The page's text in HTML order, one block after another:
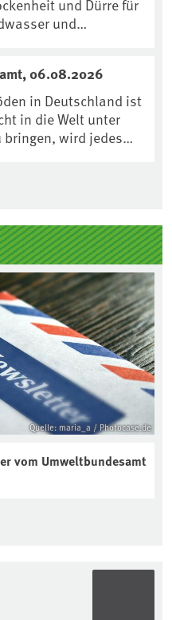
und Dürre für
und
auf diese und
unserer Webseite:
#Trockenheit
06.08.2026
in Deutschland ist
in die Welt unter
bringen, wird jedes
des Bodens, der
vorgestellt. Das UBA
der Boden des
und was passiert
eines solchen
dazu gibt es im
interview/sc202-
der-krume/
Quelle: maria_a / Photocase.de
vom Umweltbundesamt